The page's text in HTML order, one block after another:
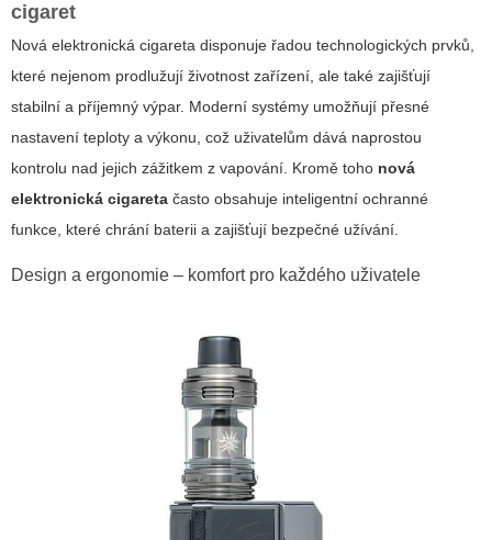
cigaret
Nová elektronická cigareta disponuje řadou technologických prvků,
které nejenom prodlužují životnost zařízení, ale také zajišťují
stabilní a příjemný výpar. Moderní systémy umožňují přesné
nastavení teploty a výkonu, což uživatelům dává naprostou
kontrolu nad jejich zážitkem z vapování. Kromě toho nová
elektronická cigareta často obsahuje inteligentní ochranné
funkce, které chrání baterii a zajišťují bezpečné užívání.
Design a ergonomie – komfort pro každého uživatele